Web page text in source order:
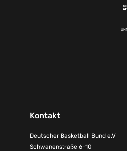
Kontakt
Deutscher Basketball Bund e.V
Schwanenstraße 6-10